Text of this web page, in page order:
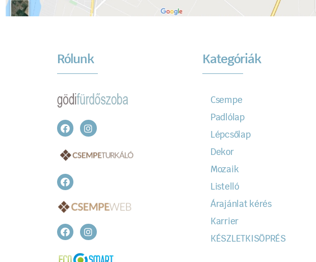
Rólunk Kategóriák
Csempe
Padlólap
Lépcsőlap
Dekor
Mozaik
Listelló
Árajánlat kérés
Karrier
KÉSZLETKISÖPRÉS